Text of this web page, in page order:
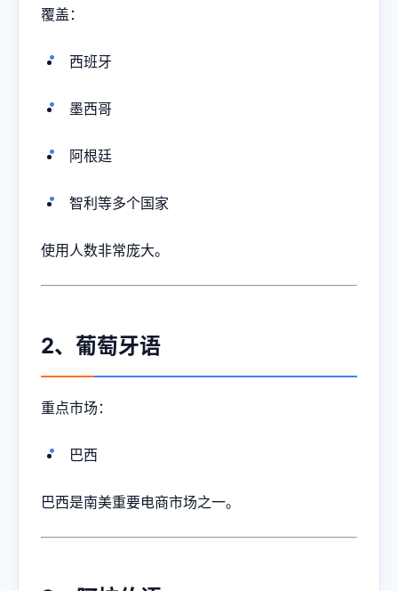
覆盖：
西班牙
墨西哥
阿根廷
智利等多个国家
使用人数非常庞大。
2、葡萄牙语
重点市场：
巴西
巴西是南美重要电商市场之一。